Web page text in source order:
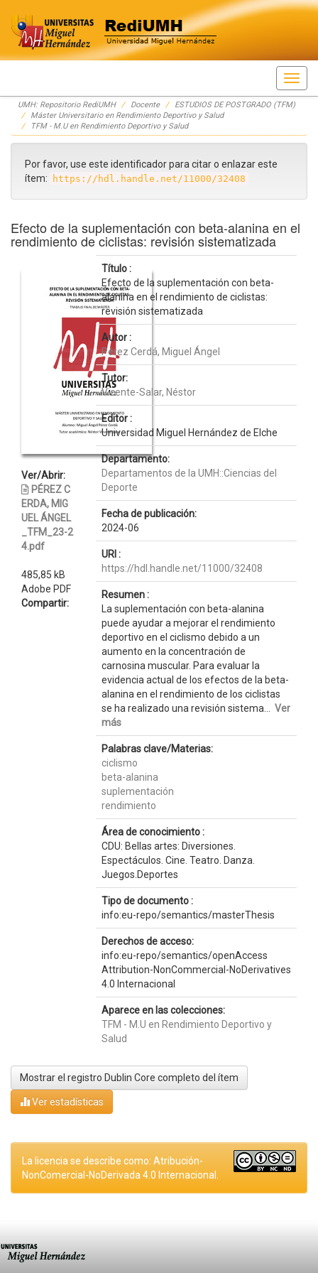
Skip
navigation
UMH: Repositorio RediUMH Docente
ESTUDIOS DE POSTGRADO (TFM)
Máster Universitario en Rendimiento Deportivo y Salud
TFM - M.U en Rendimiento Deportivo y Salud
Por favor, use este identificador para citar o enlazar este
ítem:
https://hdl.handle.net/11000/32408
Efecto de la suplementación con beta-alanina en el
rendimiento de ciclistas: revisión sistematizada
Ver/Abrir:
PÉREZ C
ERDA, MIG
UEL ÁNGEL
_TFM_23-2
4.pdf
485,85 kB
Adobe PDF
Compartir:
Título :
Efecto de la suplementación con beta-
alanina en el rendimiento de ciclistas:
revisión sistematizada
Autor :
Pérez Cerdá, Miguel Ángel
Tutor:
Vicente-Salar, Néstor
Editor :
Universidad Miguel Hernández de Elche
Departamento:
Departamentos de la UMH::Ciencias del
Deporte
Fecha de publicación:
2024-06
URI :
https://hdl.handle.net/11000/32408
Resumen :
La suplementación con beta-alanina
puede ayudar a mejorar el rendimiento
deportivo en el ciclismo debido a un
aumento en la concentración de
carnosina muscular. Para evaluar la
evidencia actual de los efectos de la beta-
alanina en el rendimiento de los ciclistas
se ha realizado una revisión sistema... Ver
más
Palabras clave/Materias:
ciclismo
beta-alanina
suplementación
rendimiento
Área de conocimiento :
CDU: Bellas artes: Diversiones.
Espectáculos. Cine. Teatro. Danza.
Juegos.Deportes
Tipo de documento :
info:eu-repo/semantics/masterThesis
Derechos de acceso:
info:eu-repo/semantics/openAccess
Attribution-NonCommercial-NoDerivatives
4.0 Internacional
Aparece en las colecciones:
TFM - M.U en Rendimiento Deportivo y
Salud
Mostrar el registro Dublin Core completo del ítem
Ver estadísticas
La licencia se describe como: Atribución-
NonComercial-NoDerivada 4.0 Internacional.